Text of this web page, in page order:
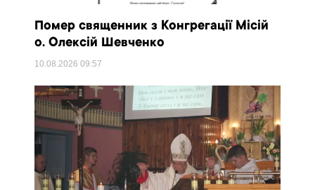
Помер священник з Конгрегації Місій
о. Олексій Шевченко
10.08.202609:57